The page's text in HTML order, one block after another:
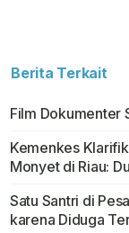
Berita Terkait
Film Dokumenter
Kemenkes
Monyet di Riau:
Satu Santri di
karena Diduga